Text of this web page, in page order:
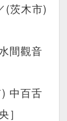
(茨木市)
間觀音
中百舌